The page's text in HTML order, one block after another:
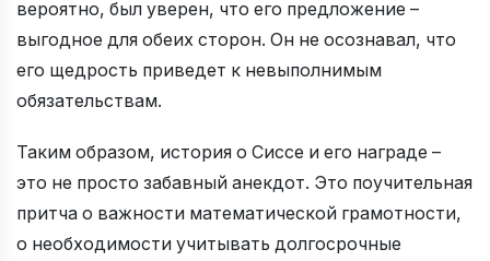
вероятно, был уверен, что его предложение –
выгодное для обеих сторон. Он не осознавал, что
его щедрость приведет к невыполнимым
обязательствам.
Таким образом, история о Сиссе и его награде –
это не просто забавный анекдот. Это поучительная
притча о важности математической грамотности,
о необходимости учитывать долгосрочные